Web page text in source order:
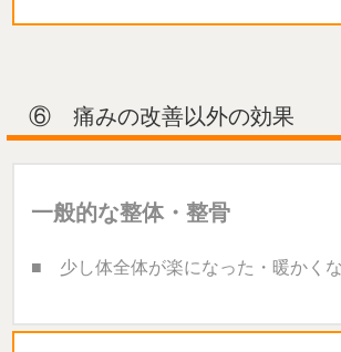
⑥ 痛みの改善以外の効果
一般的な整体・整骨
■ 少し体全体が楽になった・暖かく